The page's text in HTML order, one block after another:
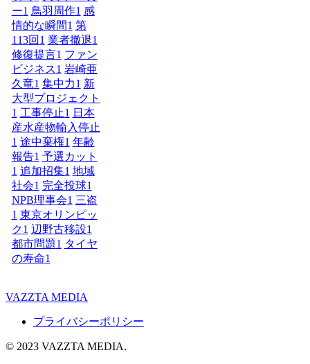
ー1 鳥羽周作1 感
情的な瞬間1 第
113回 1 業者撤退1
修復提言1 ファン
ビジネス1 岩崎亜
久竜1 集中力1 新
大型プロジェクト
1 工事停止1 日本
産水産物輸入停止
1 途中棄権1 年齢
報告1 予選カット
1 追加招集1 地域
社会1 完全投球1
NPB理事会1 三盗
1 東京オリンピッ
ク1 辺野古移設1
都市問題1 タイヤ
の寿命1
VAZZTA MEDIA
プライバシーポリシー
© 2023 VAZZTA MEDIA.